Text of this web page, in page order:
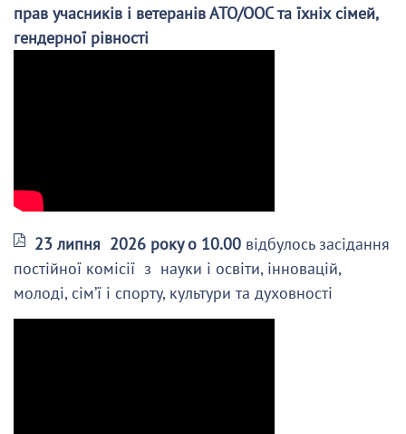
прав учасників і ветеранів АТО/ООС та їхніх сімей,
гендерної рівності
23 липня 2026 року о 10.00 відбулось засідання
постійної комісії з науки і освіти, інновацій,
молоді, сім’ї і спорту, культури та духовності